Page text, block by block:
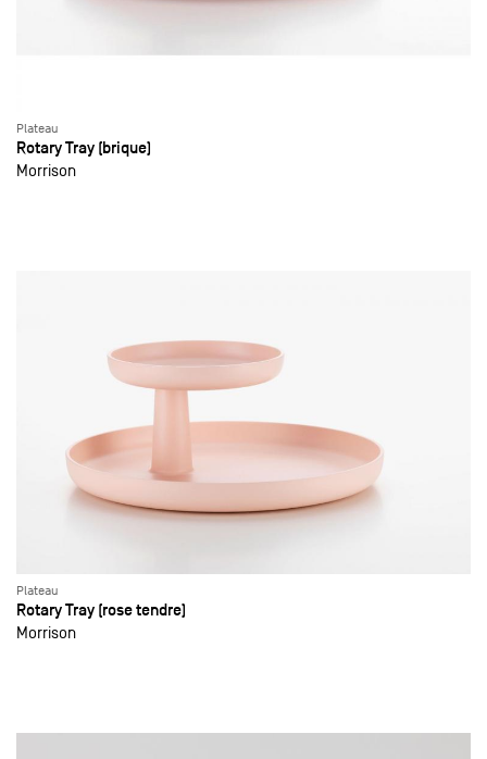
Plateau
Rotary Tray (brique)
Morrison
Plateau
Rotary Tray (rose tendre)
Morrison